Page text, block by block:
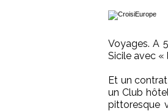
Voyages. A
Sicile avec «
Et un
un Club
pittoresque